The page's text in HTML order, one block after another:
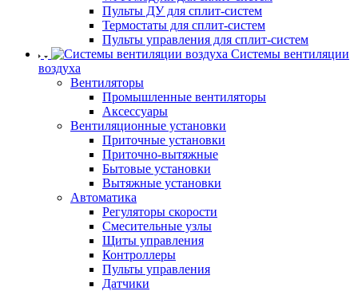
Пульты ДУ для сплит-систем
Термостаты для сплит-систем
Пульты управления для сплит-систем
Системы вентиляции
воздуха
Вентиляторы
Промышленные вентиляторы
Аксессуары
Вентиляционные установки
Приточные установки
Приточно-вытяжные
Бытовые установки
Вытяжные установки
Автоматика
Регуляторы скорости
Смесительные узлы
Щиты управления
Контроллеры
Пульты управления
Датчики